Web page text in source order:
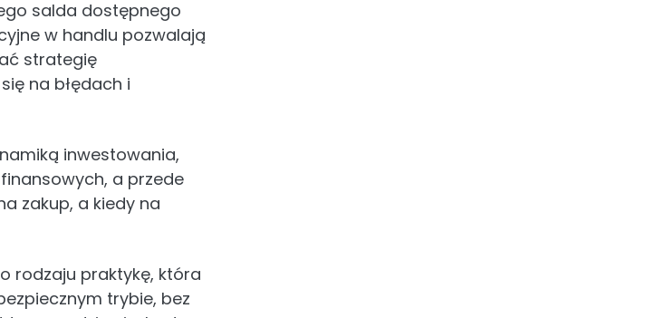
salda dostępnego
w handlu pozwalają
strategię
na błędach i
inwestowania,
a przede
zakup, a kiedy na
rodzaju praktykę, która
trybie, bez